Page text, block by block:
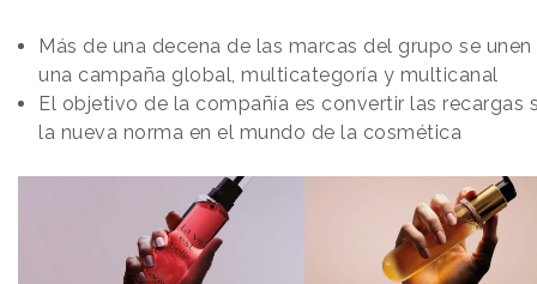
Más de una decena de las marcas del grupo se unen
una campaña global, multicategoría y multicanal
El objetivo de la compañía es convertir las recargas
la nueva norma en el mundo de la cosmética